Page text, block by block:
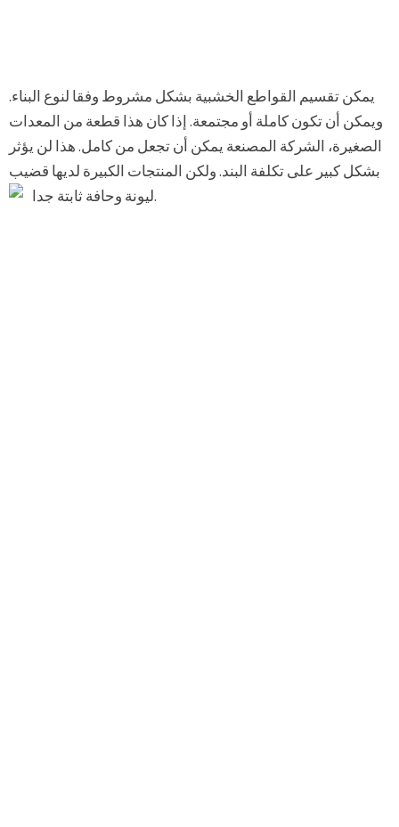
يمكن تقسيم القواطع الخشبية بشكل مشروط وفقا لنوع البناء.
ويمكن أن تكون كاملة أو مجتمعة. إذا كان هذا قطعة من المعدات
الصغيرة، الشركة المصنعة يمكن أن تجعل من كامل. هذا لن يؤثر
بشكل كبير على تكلفة البند. ولكن المنتجات الكبيرة لديها قضيب
ليونة وحافة ثابتة جدا.